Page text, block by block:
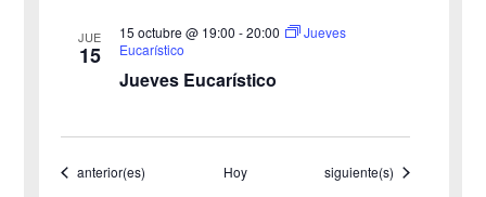
e
JUE
15
Jueves Eucarístico
15 octubre @ 19:00 -20:00
Jueves
Eucarístico
Eventos
anterior(es) Hoy Eventos
siguiente(s)